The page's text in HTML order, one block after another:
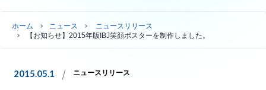
ホーム ニュース
ニュースリリース
【お知らせ】2015年版IBJ笑顔ポスターを制作しました。
2015.05.1 ニュースリリース